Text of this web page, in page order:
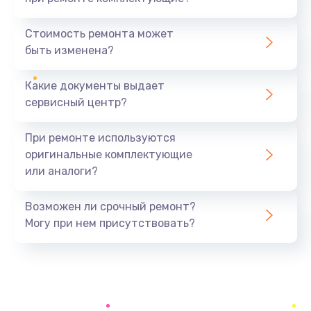
590 руб.
Замена задней крышки устройства
Замена микросхемы (звук, контроллер,
Заказать
Стоимость ремонта может
быть изменена?
Какие документы выдает
сервисный центр?
При ремонте используются
оригинальные комплектующие
или аналоги?
Возможен ли срочный ремонт?
Могу при нем присутствовать?